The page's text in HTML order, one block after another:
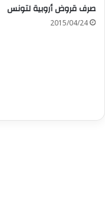
صرف قروض أروبية لتونس
2015/04/24